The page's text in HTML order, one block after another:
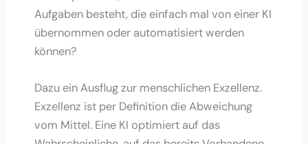
Aufgaben besteht, die einfach mal von einer KI
übernommen oder automatisiert werden
können?
Dazu ein Ausflug zur menschlichen Exzellenz.
Exzellenz ist per Definition die Abweichung
vom Mittel. Eine KI optimiert auf das